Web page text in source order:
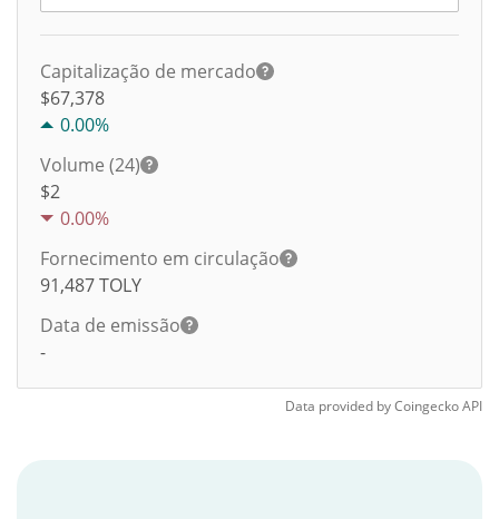
Capitalização de mercado
$67,378
0.00%
Volume (24)
$2
0.00%
Fornecimento em circulação
91,487TOLY
Data de emissão
-
Data provided byCoingeckoAPI